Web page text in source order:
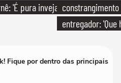
'É pura inveja
entregador: 'Que
Fique por dentro das principais